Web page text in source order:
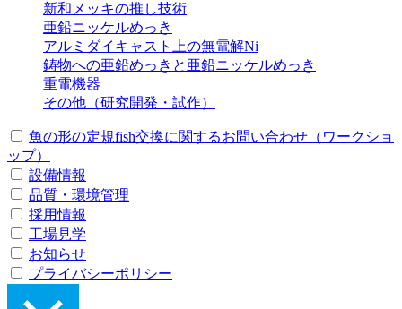
新和メッキの推し技術
亜鉛ニッケルめっき
アルミダイキャスト上の無電解Ni
鋳物への亜鉛めっきと亜鉛ニッケルめっき
重電機器
その他（研究開発・試作）
魚の形の定規fish交換に関するお問い合わせ（ワークショ
ップ）
設備情報
品質・環境管理
採用情報
工場見学
お知らせ
プライバシーポリシー